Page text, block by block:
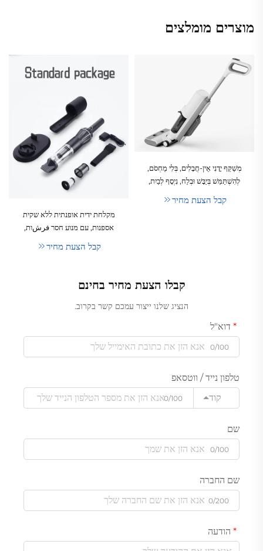
מוצרים מומלצים
מְשַׁקֵּף יָדָנִי אֵין-חֲבָלִים, בְּלִי מַחְסֹם,
לְהִשְׁתַּמֵּשׁ בְּיַבָּשׁ וּבְלַח, נִיְסָף לְבַיִת,
לְהִיבָּשֵׁל אַוְטוֹמָטִית, מְשַׁקֵּף
קבל הצעת מחיר
מקלחת ידית אופנתית ללא שקית
אספנות, עם מנוע חסר فرشות,
לייבוש, למלון ולשימוש ביתי
קבל הצעת מחיר
קבלו הצעת מחיר בחינם
הנציג שלנו ייצור עמכם קשר בקרוב.
דוא"ל
0/100
טלפון נייד / ווטסאפ
קוד
0/100
שם
0/100
שם החברה
0/200
הודעה